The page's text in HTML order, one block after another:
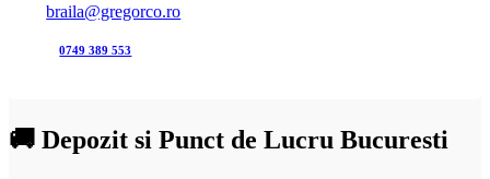
braila@gregorco.ro
0749 389 553
🚚 Depozit si Punct de Lucru Bucuresti